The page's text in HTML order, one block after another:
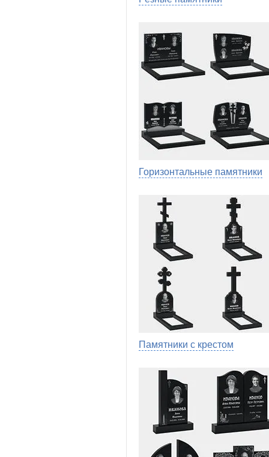
Горизонтальные памятники
Памятники с крестом